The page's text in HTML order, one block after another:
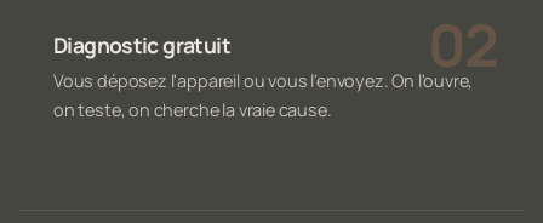
Diagnostic gratuit
Vous déposez l'appareil ou vous l'envoyez. On l'ouvre,
on teste, on cherche la vraie cause.